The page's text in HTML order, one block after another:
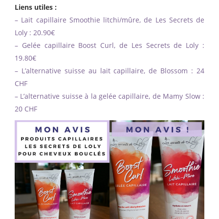
Liens utiles :
– Lait capillaire Smoothie litchi/mûre, de Les Secrets de
Loly : 20.90€
– Gelée capillaire Boost Curl, de Les Secrets de Loly :
19.80€
– L’alternative suisse au lait capillaire, de Blossom : 24
CHF
– L’alternative suisse à la gelée capillaire, de Mamy Slow :
20 CHF